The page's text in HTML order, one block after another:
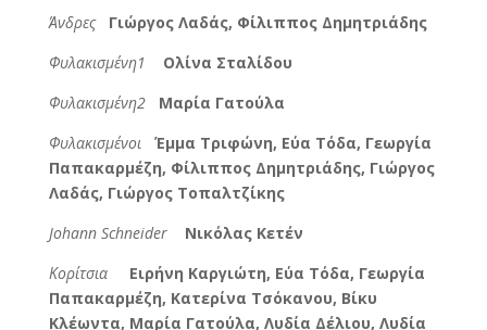
Άνδρες Γιώργος Λαδάς, Φίλιππος Δημητριάδης
Φυλακισμένη1
Ολίνα Σταλίδου
Φυλακισμένη2 Μαρία Γατούλα
Φυλακισμένοι
Έμμα Τριφώνη, Εύα Τόδα, Γεωργία
Παπακαρμέζη, Φίλιππος Δημητριάδης, Γιώργος
Λαδάς, Γιώργος Τοπαλτζίκης
Johann Schneider
Νικόλας Κετέν
Κορίτσια
Ειρήνη Καργιώτη, Εύα Τόδα, Γεωργία
Παπακαρμέζη, Κατερίνα Τσόκανου, Βίκυ
Κλέωντα, Μαρία Γατούλα, Λυδία Δέλιου, Λυδία